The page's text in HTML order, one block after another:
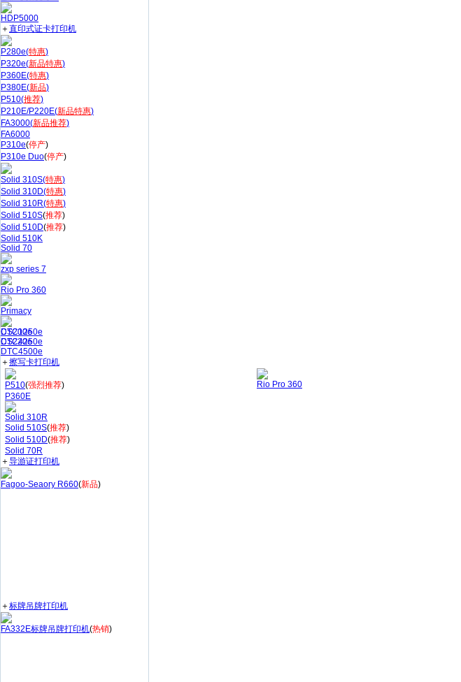
HDP5000
＋直印式证卡打印机
P280e(特惠)
P320e(新品特惠)
P360E(特惠)
P380E(新品)
P510(推荐)
P210E/P220E(新品特惠)
FA3000(新品推荐)
FA6000
P310e(停产)
P310e Duo(停产)
Solid 310S(特惠)
Solid 310D(特惠)
Solid 310R(特惠)
Solid 510S(推荐)
Solid 510D(推荐)
Solid 510K
Solid 70
zxp series 7
Rio Pro 360
Primacy
CS200e
CS220e
DTC1250e
DTC4250e
DTC4500e
＋擦写卡打印机
P510(强烈推荐)
P360E
Solid 310R
Solid 510S(推荐)
Solid 510D(推荐)
Solid 70R
Rio Pro 360
＋导游证打印机
Fagoo-Seaory R660(新品)
＋标牌吊牌打印机
FA332E标牌吊牌打印机(热销)